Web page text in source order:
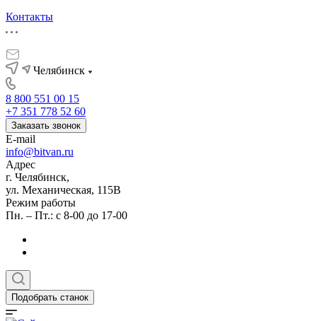
Контакты
Челябинск
8 800 551 00 15
+7 351 778 52 60
Заказать звонок
E-mail
info@bitvan.ru
Адрес
г. Челябинск,
ул. Механическая, 115В
Режим работы
Пн. – Пт.: с 8-00 до 17-00
Подобрать станок